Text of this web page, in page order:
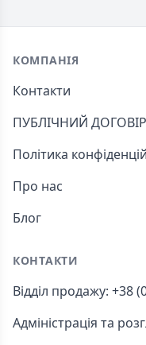
Footer
КОМПАНІЯ
Контакти
ПУБЛІЧНИЙ
Політика
Про нас
Блог
КОНТАКТИ
Відділ продажу: +38
Адміністрація та